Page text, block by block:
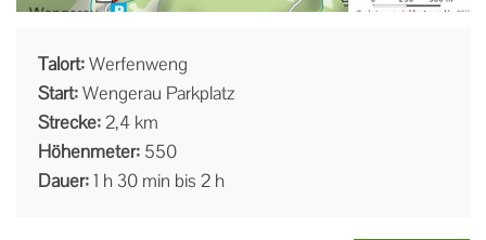
Talort:Werfenweng
Start:Wengerau Parkplatz
Strecke:2,4 km
Höhenmeter: 550
Dauer:1 h 30 min bis 2 h